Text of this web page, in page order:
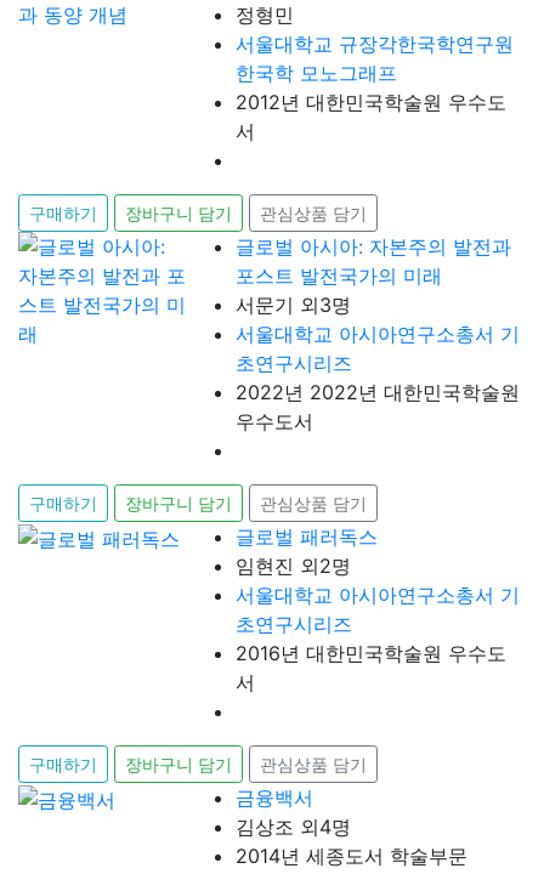
정형민
서울대학교 규장각한국학연구원
한국학 모노그래프
2012년 대한민국학술원 우수도
서
구매하기 장바구니 담기 관심상품 담기
글로벌 아시아: 자본주의 발전과
포스트 발전국가의 미래
서문기 외3명
서울대학교 아시아연구소총서 기
초연구시리즈
2022년 2022년 대한민국학술원
우수도서
구매하기 장바구니 담기 관심상품 담기
글로벌 패러독스
임현진 외2명
서울대학교 아시아연구소총서 기
초연구시리즈
2016년 대한민국학술원 우수도
서
구매하기 장바구니 담기 관심상품 담기
금융백서
김상조 외4명
2014년 세종도서 학술부문